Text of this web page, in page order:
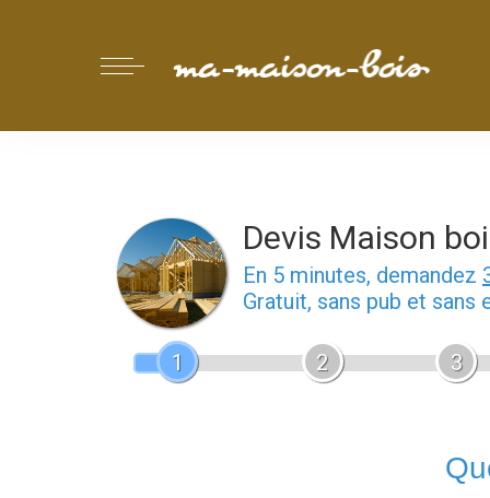
Devis Maison
En 5 minutes, demandez
Gratuit, sans pub et sans
1 2 3